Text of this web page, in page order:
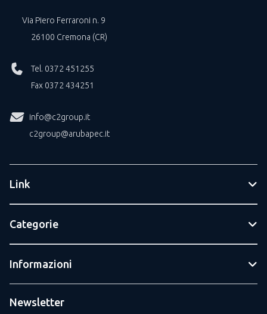
Via Piero Ferraroni n. 9
26100 Cremona (CR)
Tel. 0372 451255
Fax 0372 434251
info@c2group.it
c2group@arubapec.it
Link
Categorie
Informazioni
Newsletter